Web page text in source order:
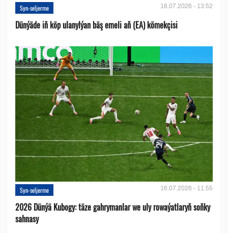
Syn-seljerme 18.07.2026 - 13:52
Dünýäde iň köp ulanylýan bäş emeli aň (EA) kömekçisi
Syn-seljerme 16.07.2026 - 11:55
2026 Dünýä Kubogy: täze gahrymanlar we uly rowaýatlaryň soňky
sahnasy